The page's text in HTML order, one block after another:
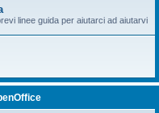
linee guida per aiutarci ad aiutarvi